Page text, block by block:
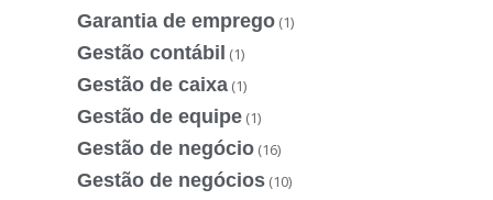
Garantia de emprego (1)
Gestão contábil (1)
Gestão de caixa (1)
Gestão de equipe (1)
Gestão de negócio (16)
Gestão de negócios (10)